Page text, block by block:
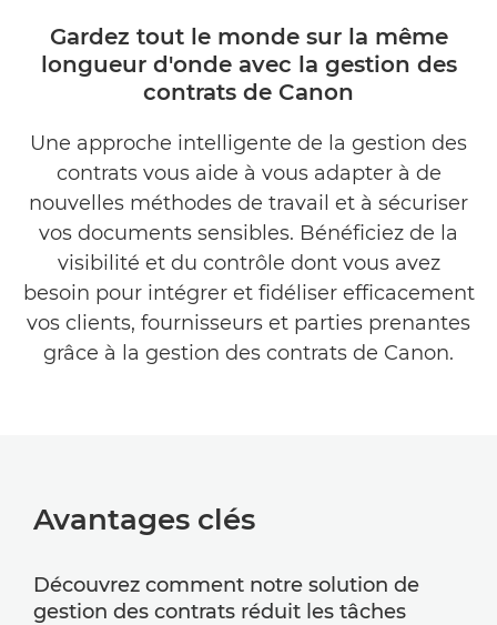
PRINCIPAUX AVANTAGES
ÉTUDE DE CAS
CONTACTEZ-NOUS
Gardez tout le monde sur la même
longueur d'onde avec la gestion des
contrats de Canon
Une approche intelligente de la gestion des
contrats vous aide à vous adapter à de
nouvelles méthodes de travail et à sécuriser
vos documents sensibles. Bénéficiez de la
visibilité et du contrôle dont vous avez
besoin pour intégrer et fidéliser efficacement
vos clients, fournisseurs et parties prenantes
grâce à la gestion des contrats de Canon.
Avantages clés
Découvrez comment notre solution de
gestion des contrats réduit les tâches